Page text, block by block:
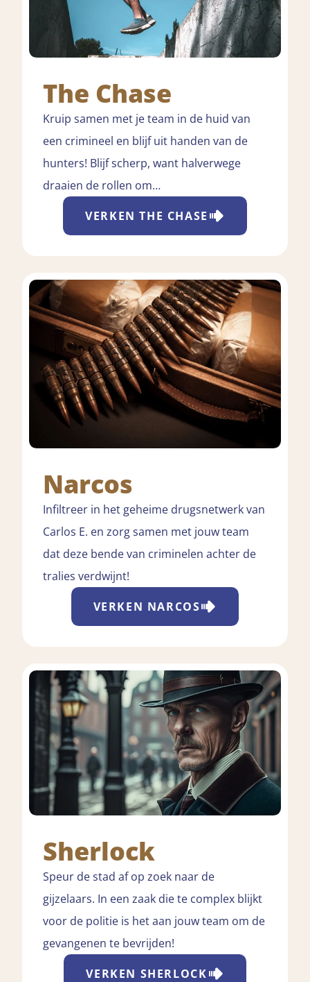
The Chase
Kruip samen met je team in de huid van
een crimineel en blijf uit handen van de
hunters! Blijf scherp, want halverwege
draaien de rollen om…
VERKENTHE CHASE
Narcos
Infiltreer in het geheime drugsnetwerk van
Carlos E. en zorg samen met jouw team
dat deze bende van criminelen achter de
tralies verdwijnt!
VERKEN NARCOS
Sherlock
Speur de stad af op zoek naar de
gijzelaars. In een zaak die te complex blijkt
voor de politie is het aan jouw team om de
gevangenen te bevrijden!
VERKEN SHERLOCK